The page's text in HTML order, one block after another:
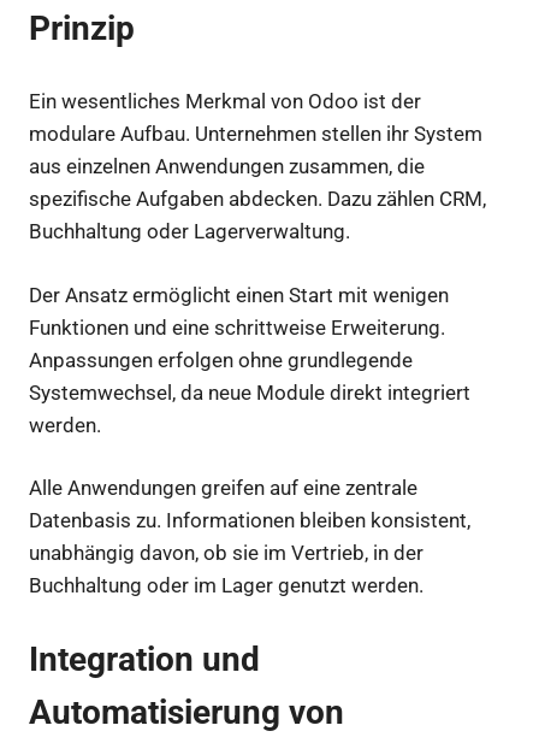
Prinzip
Ein wesentliches Merkmal von Odoo ist der
modulare Aufbau. Unternehmen stellen ihr System
aus einzelnen Anwendungen zusammen, die
spezifische Aufgaben abdecken. Dazu zählen CRM,
Buchhaltung oder Lagerverwaltung.
Der Ansatz ermöglicht einen Start mit wenigen
Funktionen und eine schrittweise Erweiterung.
Anpassungen erfolgen ohne grundlegende
Systemwechsel, da neue Module direkt integriert
werden.
Alle Anwendungen greifen auf eine zentrale
Datenbasis zu. Informationen bleiben konsistent,
unabhängig davon, ob sie im Vertrieb, in der
Buchhaltung oder im Lager genutzt werden.
Integration und
Automatisierung von